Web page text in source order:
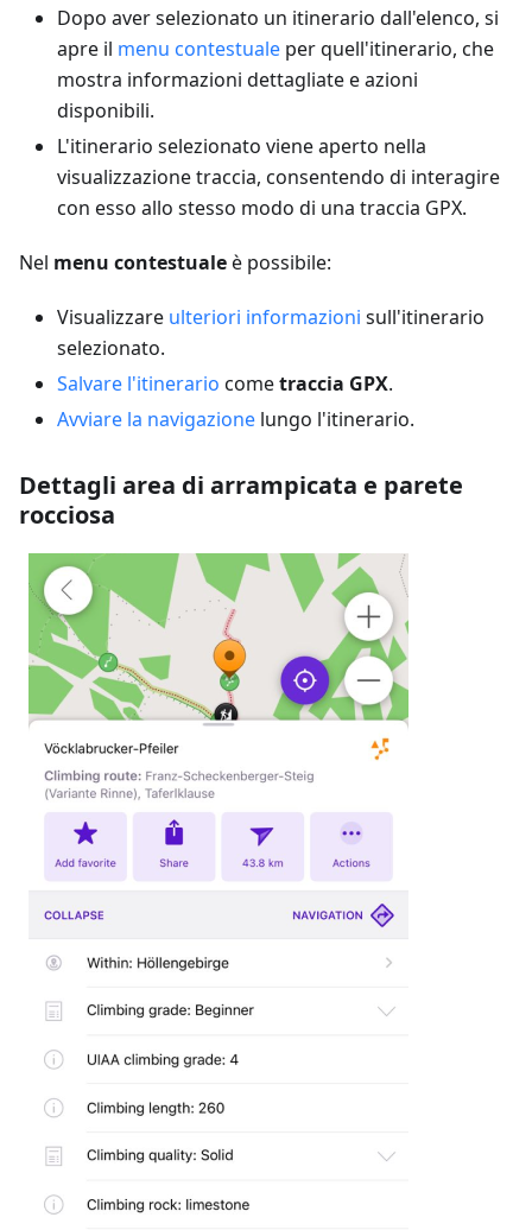
Dopo aver selezionato un itinerario dall'elenco, si
apre il menu contestuale per quell'itinerario, che
mostra informazioni dettagliate e azioni
disponibili.
L'itinerario selezionato viene aperto nella
visualizzazione traccia, consentendo di interagire
con esso allo stesso modo di una traccia GPX.
Nel menu contestualeè possibile:
Visualizzare ulteriori informazioni sull'itinerario
selezionato.
Salvare l'itinerario cometraccia GPX.
Avviare la navigazione lungo l'itinerario.
Dettagli area di arrampicata e parete
rocciosa